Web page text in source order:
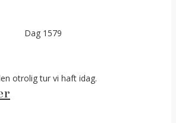
Dag 1579
otrolig tur vi haft idag.